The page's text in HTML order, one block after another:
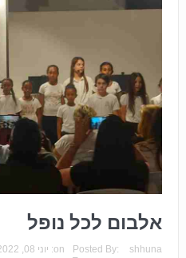
אלבום לכל נופל
Posted By: shhuna
on: יוני 08, 2022